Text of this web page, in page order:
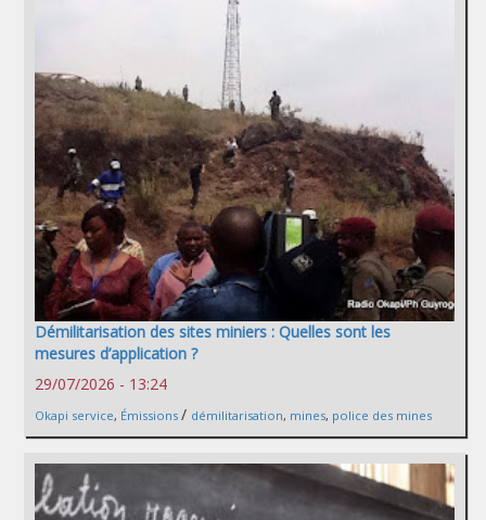
Démilitarisation des sites miniers : Quelles sont les
mesures d’application ?
29/07/2026 - 13:24
Okapi service, Émissions / démilitarisation, mines, police des mines